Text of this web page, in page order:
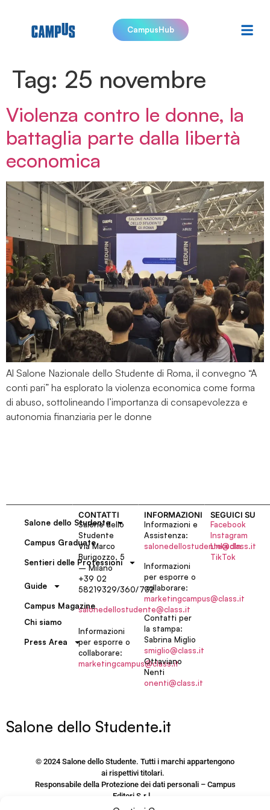
CampusHub
Tag: 25 novembre
Violenza contro le donne, la
battaglia parte dalla libertà
economica
Al Salone Nazionale dello Studente di Roma, il convegno “A
conti pari” ha esplorato la violenza economica come forma
di abuso, sottolineando l’importanza di consapevolezza e
autonomia finanziaria per le donne
Salone dello Studente
Campus Graduate
Sentieri delle Professioni
Guide
Campus Magazine
Chi siamo
Press Area
CONTATTI
Salone dello
Studente
Via Marco
Burigozzo, 5
– Milano
+39 02
58219329/360/732
salonedellostudente@class.it
Informazioni
per esporre o
collaborare:
marketingcampus@class.it
INFORMAZIONI
Informazioni e
Assistenza:
salonedellostudente@class.it
Informazioni
per esporre o
collaborare:
marketingcampus@class.it
Contatti per
la stampa:
Sabrina Miglio
smiglio@class.it
Ottaviano
Nenti
onenti@class.it
SEGUICI SU
Facebook
Instagram
LinkedIn
TikTok
Salone dello Studente.it
© 2024 Salone dello Studente. Tutti i marchi appartengono
ai rispettivi titolari.
Responsabile della Protezione dei dati personali – Campus
Editori S.r.l.
via M. Burigozzo 5 – 20122, Milano, email: Dpo@Class.It